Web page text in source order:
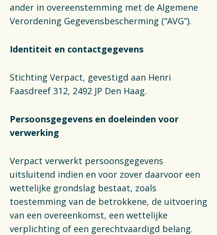
Veelgestelde vragen
Contact
De Plastic Wijzer
Deltaplan Circulaire Plastic
Verpakkingen
Financiën
VacaturesOpens in a new tab
ander in overeenstemming met de Algemene
Verordening Gegevensbescherming (“AVG”).
Identiteit en contactgegevens
Stichting Verpact, gevestigd aan Henri
Faasdreef 312, 2492 JP Den Haag.
Persoonsgegevens en doeleinden voor
verwerking
Verpact verwerkt persoonsgegevens
uitsluitend indien en voor zover daarvoor een
wettelijke grondslag bestaat, zoals
toestemming van de betrokkene, de uitvoering
van een overeenkomst, een wettelijke
verplichting of een gerechtvaardigd belang.